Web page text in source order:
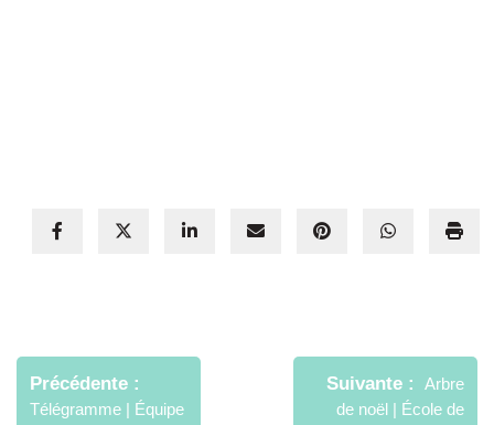
de
l’article
Précédente
Télégramme | Équipe
Suivante
Arbre
de noël | École de